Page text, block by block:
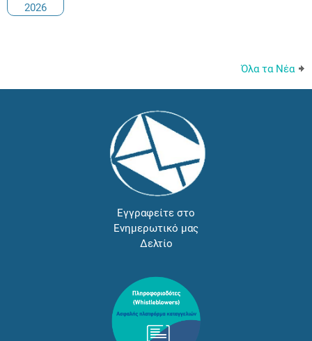
2026
Όλα τα Νέα
Εγγραφείτε στο
Ενημερωτικό μας
Δελτίο